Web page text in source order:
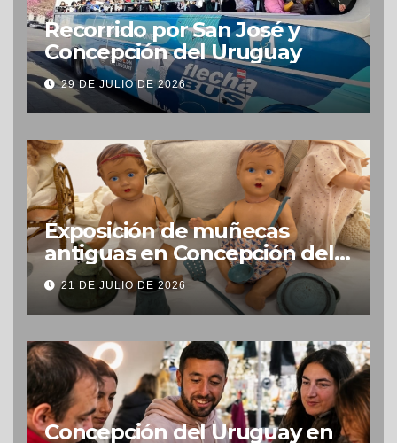
Recorrido por San José y
Concepción del Uruguay
29 DE JULIO DE 2026
Exposición de muñecas
antiguas en Concepción del
Uruguay
21 DE JULIO DE 2026
Concepción del Uruguay en